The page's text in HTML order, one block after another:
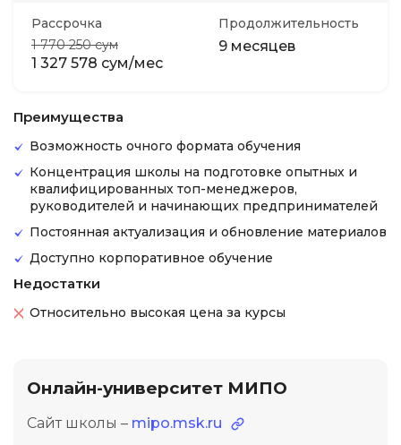
Рассрочка
1 770 250 сум
1 327 578 сум/мес
Продолжительность
9 месяцев
Преимущества
Возможность очного формата обучения
Концентрация школы на подготовке опытных и
квалифицированных топ-менеджеров,
руководителей и начинающих предпринимателей
Постоянная актуализация и обновление материалов
Доступно корпоративное обучение
Недостатки
Относительно высокая цена за курсы
Онлайн-университет МИПО
Сайт школы – mipo.msk.ru